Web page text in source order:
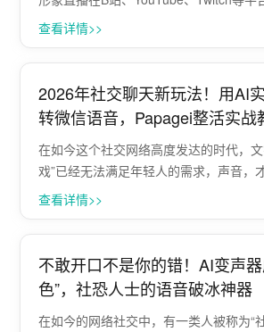
长。一个精致的虚拟形象（Live2D/3D模
往···
查看详情>>
2026年社交聊天新玩法！用AI
转微信语音，Papagei整活实战
在如今这个社交网络高度发达的时代，
戏”已经无法满足年轻人的需求，声音，
格的最佳载体。面对每天都要用到的微信
间“改头换面”、引爆聊天氛围的社交···
查看详情>>
不敢开口不是你的错！AI变声
色”，社恐人士的语音破冰神器
在如今的网络社交中，有一类人被称为“